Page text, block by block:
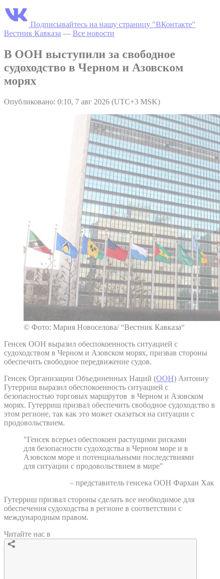
Подписывайтесь на нашу страницу "ВКонтакте"
Вестник Кавказа — Все новости
В ООН выступили за свободное
судоходство в Черном и Азовском
морях
Опубликовано: 0:10, 7 авг 2026 (UTC+3 MSK)
© Фото: Мария Новоселова/ “Вестник Кавказа“
Генсек ООН выразил обеспокоенность ситуацией с
судоходством в Черном и Азовском морях, призвав стороны
обеспечить свободное передвижение судов.
Генсек Организации Объединенных Наций (ООН) Антониу
Гутерриш выразил обеспокоенность ситуацией с
безопасностью торговых маршрутов в Черном и Азовском
морях. Гутерриш призвал обеспечить свободное судоходство в
этом регионе, так как это может сказаться на ситуации с
продовольствием.
"Генсек всерьез обеспокоен растущими рисками
для безопасности судоходства в Черном море и в
Азовском море и потенциальными последствиями
для ситуации с продовольствием в мире"
– представитель генсека ООН Фархан Хак
Гутерриш призвал стороны сделать все необходимое для
обеспечения судоходства в регионе в соответствии с
международным правом.
Читайте нас в